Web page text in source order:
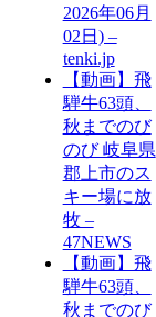
2026年06月
02日) –
tenki.jp
【動画】飛
騨牛63頭、
秋までのび
のび 岐阜県
郡上市のス
キー場に放
牧 –
47NEWS
【動画】飛
騨牛63頭、
秋までのび